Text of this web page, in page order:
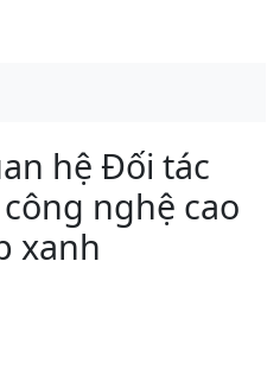
hệ Đối tác
nghệ cao
xanh